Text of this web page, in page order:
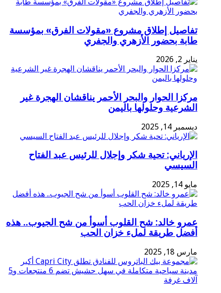
تفاصيل إطلاق مشروع «مقولات الفرق» بمؤسسة
طابة بحضور الأزهري والجفري
يناير 2, 2026
مركزا الحوار والبحر الأحمر يناقشان الهجرة غير
الشرعية وحلولها باليمن
ديسمبر 14, 2025
الإرياني: تحية شكر وإجلال للرئيس عبد الفتاح
السيسي
مايو 14, 2025
عمرو خالد: شح القلوب أسوأ من شح الجيوب.. هذه
أفضل طريقة لملء خزان الحب
مارس 18, 2025